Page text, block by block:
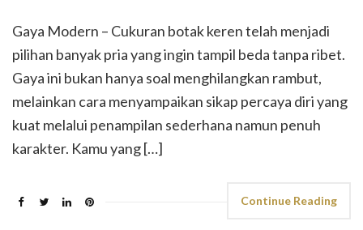
Gaya Modern – Cukuran botak keren telah menjadi
pilihan banyak pria yang ingin tampil beda tanpa ribet.
Gaya ini bukan hanya soal menghilangkan rambut,
melainkan cara menyampaikan sikap percaya diri yang
kuat melalui penampilan sederhana namun penuh
karakter. Kamu yang […]
Continue Reading